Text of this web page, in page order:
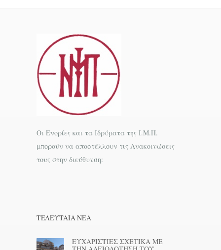
Οι Ενορίες και τα Ιδρύματα της Ι.Μ.Π.
μπορούν να αποστέλλουν τις Ανακοινώσεις
τους στην διεύθυνση:
ΤΕΛΕΥΤΑΊΑ ΝΕΑ
ΕΥΧΑΡΙΣΤΙΕΣ ΣΧΕΤΙΚΑ ΜΕ